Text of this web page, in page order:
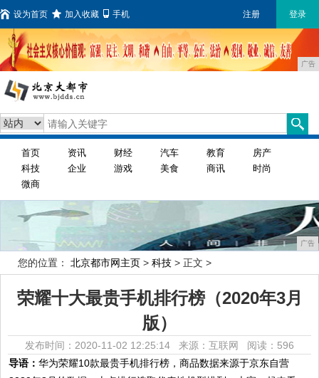
设为首页 加入收藏 手机 注册 登录
广告
首页 资讯 财经 汽车 教育
房产
科技
企业 游戏 美食 商讯
时尚
微商
广告
您的位置： 北京都市网主页 > 科技 > 正文 >
荣耀十大最贵手机排行榜（2020年3月
版）
发布时间：2020-11-02 12:25:14 来源：互联网 阅读：596
导语：华为荣耀10款最贵手机排行榜，商品数据来源于京东自营